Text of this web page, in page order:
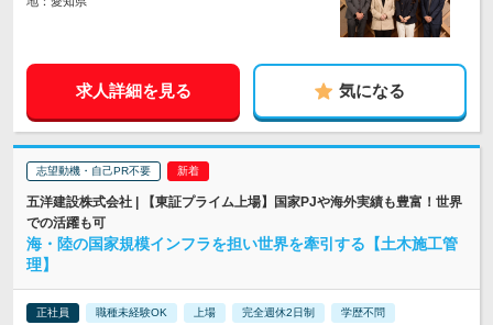
求人詳細を見る 気になる
志望動機・自己PR不要
五洋建設株式会社 | 【東証プライム上場】国家PJや海外実績も豊富！世界
での活躍も可
海・陸の国家規模インフラを担い世界を牽引する【土木施工管
理】
正社員 職種未経験OK 上場 完全週休2日制 学歴不問